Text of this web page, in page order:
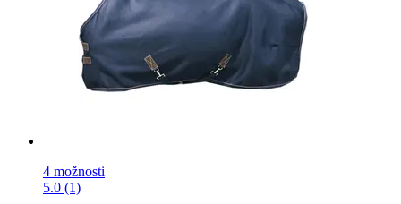
4 možnosti
5.0 (1)